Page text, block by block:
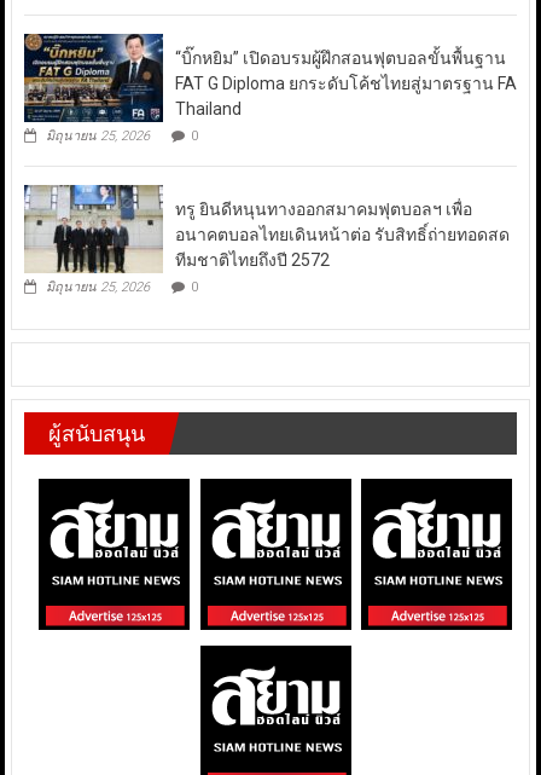
“บิ๊กหยิม” เปิดอบรมผู้ฝึกสอนฟุตบอลขั้นพื้นฐาน
FAT G Diploma ยกระดับโค้ชไทยสู่มาตรฐาน FA
Thailand
มิถุนายน 25, 2026 0
ทรู ยินดีหนุนทางออกสมาคมฟุตบอลฯ เพื่อ
อนาคตบอลไทยเดินหน้าต่อ รับสิทธิ์ถ่ายทอดสด
ทีมชาติไทยถึงปี 2572
มิถุนายน 25, 2026 0
ผู้สนับสนุน